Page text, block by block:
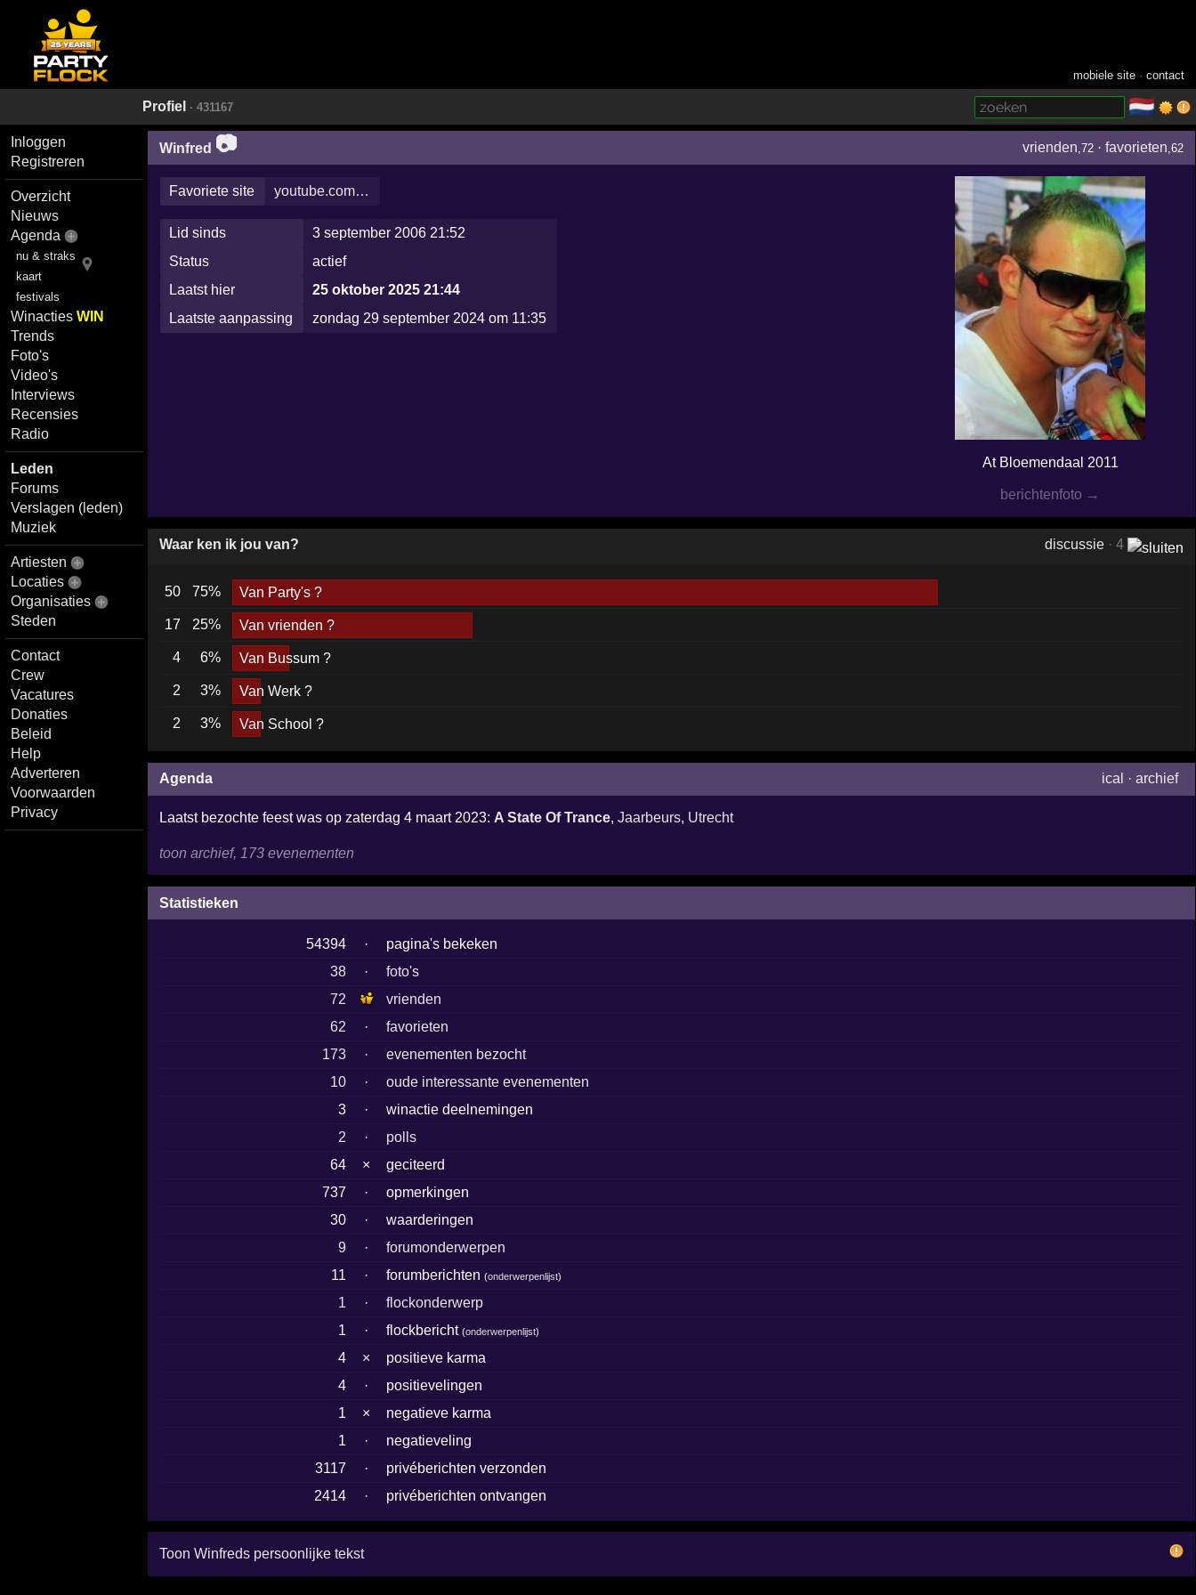
mobiele site ·contact
Profiel · 431167 🇳🇱
Inloggen
Registreren
Overzicht
Nieuws
Agenda
nu & straks
kaart
festivals
WinactiesWIN
Trends
Foto's
Video's
Interviews
Recensies
Radio
Leden
Forums
Verslagen (leden)
Muziek
Artiesten
Locaties
Organisaties
Steden
Contact
Crew
Vacatures
Donaties
Beleid
Help
Adverteren
Voorwaarden
Privacy
Winfred 📷 vrienden ,72 ·favorieten ,62
At Bloemendaal 2011
berichtenfoto →
Favoriete site youtube.com…
Lid sinds
3 september 2006 21:52
Status
actief
Laatst hier
25 oktober 2025 21:44
Laatste aanpassing
zondag 29 september 2024 om 11:35
Waar ken ik jou van? discussie · 4
50 75% Van Party's ?
17 25% Van vrienden ?
4 6% Van Bussum ?
2 3% Van Werk ?
2 3% Van School ?
Agenda ical · archief
Laatst bezochte feest was op zaterdag 4 maart 2023: A State Of Trance, Jaarbeurs, Utrecht
toon archief, 173 evenementen
Statistieken
54394 ·
pagina's bekeken
38
·
foto's
72
vrienden
62
·
favorieten
173
·
evenementen bezocht
10
·
oude interessante evenementen
3
·
winactie deelnemingen
2
·
polls
64
×
geciteerd
737
·
opmerkingen
30
·
waarderingen
9
·
forumonderwerpen
11
· forumberichten(onderwerpenlijst)
1 ·
flockonderwerp
1
· flockbericht(onderwerpenlijst)
4 ×
positieve karma
4
·
positievelingen
1
×
negatieve karma
1
·
negatieveling
3117
·
privéberichten verzonden
2414
· privéberichten ontvangen
Toon Winfreds persoonlijke tekst